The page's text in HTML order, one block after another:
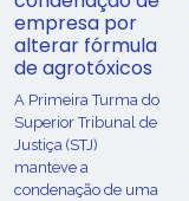
empresa por
alterar fórmula
de agrotóxicos
​A Primeira Turma do
Superior Tribunal de
Justiça (STJ)
manteve a
condenação de uma